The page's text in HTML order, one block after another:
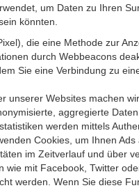
um Daten zu Ihren
könnten.
die eine Methode zur
durch Webbeacons
Sie eine Verbindung zu
unserer Websites machen
aggregierte
werden mittels
Cookies, um Ihnen
im Zeitverlauf und über
mit Facebook, Twitter
werden. Wenn Sie diese